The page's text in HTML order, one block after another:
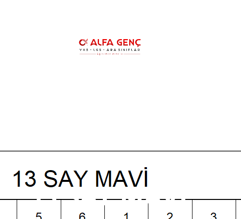
13 SAY MAVİ